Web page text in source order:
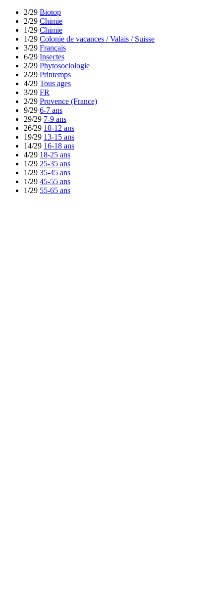
2/29 Biotop
2/29 Chimie
1/29 Chimie
1/29 Colonie de vacances / Valais / Suisse
3/29 Français
6/29 Insectes
2/29 Phytosociologie
2/29 Printemps
4/29 Tous ages
3/29 FR
2/29 Provence (France)
9/29 6-7 ans
29/29 7-9 ans
26/29 10-12 ans
19/29 13-15 ans
14/29 16-18 ans
4/29 18-25 ans
1/29 25-35 ans
1/29 35-45 ans
1/29 45-55 ans
1/29 55-65 ans